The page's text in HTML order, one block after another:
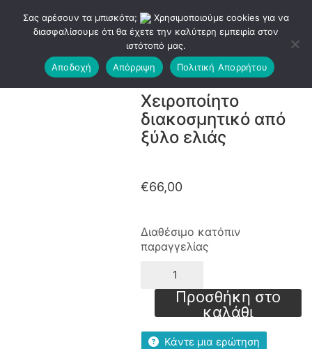
Χειροποίητο
διακοσμητικό από
ξύλο ελιάς
€66,00
Διαθέσιμο κατόπιν
παραγγελίας
διακοσμητικό
από
ελιάς
ποσότητα
Προσθήκη στο
καλάθι
Κάντε μια ερώτηση
Σας αρέσουν τα μπισκότα;
Χρησιμοποιούμε cookies για να
διασφαλίσουμε ότι θα έχετε την καλύτερη εμπειρία στον
ιστότοπό μας.
Αποδοχή
Απόρριψη Πολιτική Απορρήτου